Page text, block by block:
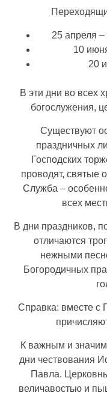
25 апреля
10
20
В эти дни во всех
богослужения,
Существуют
праздничных
Господских
проводят, святые
Служба –
всех
В дни праздников,
отличаются
нежными
Богородичных
Справка: вместе с
К важным и
дни чествования
Павла.
величавостью и